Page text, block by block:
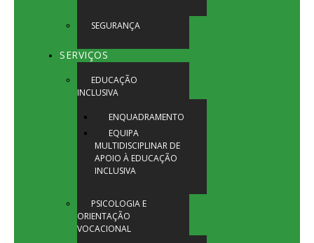
SEGURANÇA
SERVIÇOS
EDUCAÇÃO
INCLUSIVA
ENQUADRAMENTO
EQUIPA
MULTIDISCIPLINAR DE
APOIO À EDUCAÇÃO
INCLUSIVA
PSICOLOGIA E
ORIENTAÇÃO
VOCACIONAL